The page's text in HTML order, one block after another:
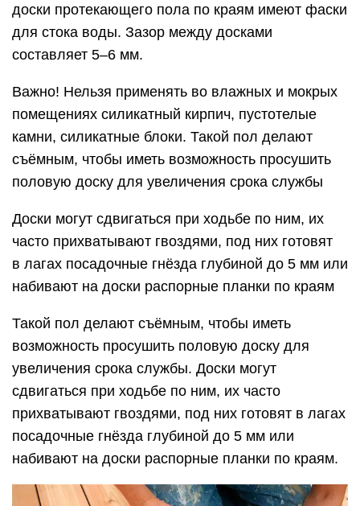
доски протекающего пола по краям имеют фаски
для стока воды. Зазор между досками
составляет 5–6 мм.
Важно! Нельзя применять во влажных и мокрых
помещениях силикатный кирпич, пустотелые
камни, силикатные блоки. Такой пол делают
съёмным, чтобы иметь возможность просушить
половую доску для увеличения срока службы
Доски могут сдвигаться при ходьбе по ним, их
часто прихватывают гвоздями, под них готовят
в лагах посадочные гнёзда глубиной до 5 мм или
набивают на доски распорные планки по краям
Такой пол делают съёмным, чтобы иметь
возможность просушить половую доску для
увеличения срока службы. Доски могут
сдвигаться при ходьбе по ним, их часто
прихватывают гвоздями, под них готовят в лагах
посадочные гнёзда глубиной до 5 мм или
набивают на доски распорные планки по краям.